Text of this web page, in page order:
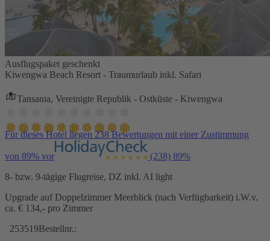
Ausflugspaket geschenkt
Kiwengwa Beach Resort - Traumurlaub inkl. Safari
Tansania, Vereinigte Republik - Ostküste - Kiwengwa
Für dieses Hotel liegen 238 Bewertungen mit einer Zustimmung
von 89% vor (238) 89%
8- bzw. 9-tägige Flugreise, DZ inkl. AI light
Upgrade auf Doppelzimmer Meerblick (nach Verfügbarkeit) i.W.v.
ca. € 134,- pro Zimmer
253519Bestellnr.: